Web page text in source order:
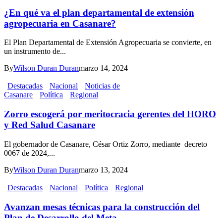
¿En qué va el plan departamental de extensión
agropecuaria en Casanare?
El Plan Departamental de Extensión Agropecuaria se convierte, en
un instrumento de...
ByWilson Duran Duranmarzo 14, 2024
Destacadas Nacional
Noticias de
Casanare
Política Regional
Zorro escogerá por meritocracia gerentes del HORO
y Red Salud Casanare
El gobernador de Casanare, César Ortiz Zorro, mediante decreto
0067 de 2024,...
ByWilson Duran Duranmarzo 13, 2024
Destacadas Nacional Política Regional
Avanzan mesas técnicas para la construcción del